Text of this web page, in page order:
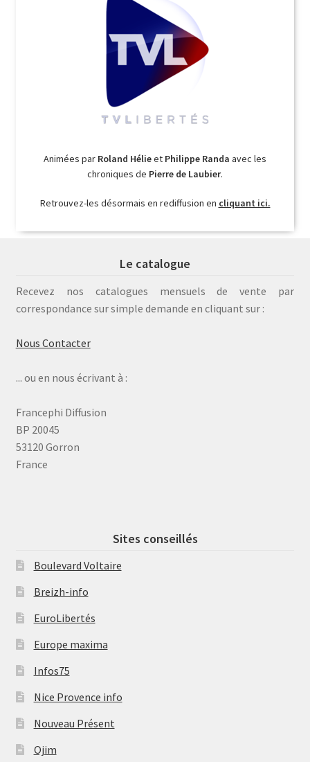
Animées par Roland Hélieet Philippe Randa avec les
chroniques de Pierre de Laubier.
Retrouvez-les désormais en rediffusion en cliquant ici.
Le catalogue
Recevez nos catalogues mensuels de vente par
correspondance sur simple demande en cliquant sur :
Nous Contacter
... ou en nous écrivant à :
Francephi Diffusion
BP 20045
53120 Gorron
France
Sites conseillés
Boulevard Voltaire
Breizh-info
EuroLibertés
Europe maxima
Infos75
Nice Provence info
Nouveau Présent
Ojim